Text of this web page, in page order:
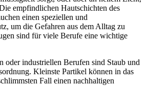
empfindlichen Hautschichten des
einen speziellen und
um die Gefahren aus dem Alltag zu
sind für viele Berufe eine wichtige
oder industriellen Berufen sind Staub und
Kleinste Partikel können in das
Fall einen nachhaltigen